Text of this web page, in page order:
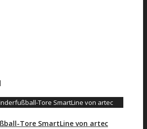
Tore SmartLine von artec